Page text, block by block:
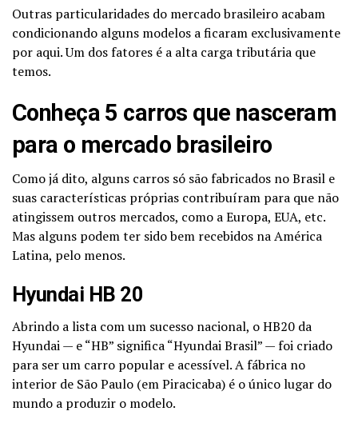
Outras particularidades do mercado brasileiro acabam
condicionando alguns modelos a ficaram exclusivamente
por aqui. Um dos fatores é a alta carga tributária que
temos.
Conheça 5 carros que nasceram
para o mercado brasileiro
Como já dito, alguns carros só são fabricados no Brasil e
suas características próprias contribuíram para que não
atingissem outros mercados, como a Europa, EUA, etc.
Mas alguns podem ter sido bem recebidos na América
Latina, pelo menos.
Hyundai HB 20
Abrindo a lista com um sucesso nacional, o HB20 da
Hyundai — e “HB” significa “Hyundai Brasil” — foi criado
para ser um carro popular e acessível. A fábrica no
interior de São Paulo (em Piracicaba) é o único lugar do
mundo a produzir o modelo.